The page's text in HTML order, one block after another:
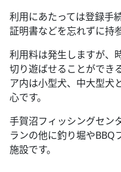
利用にあたっては登録手
証明書などを忘れずに持
利用料は発生しますが、
切り遊ばせることができ
ア内は小型犬、中大型犬
心です。
手賀沼フィッシングセン
ランの他に釣り堀やBBQ
施設です。